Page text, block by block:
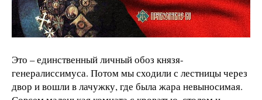
Это – единственный личный обоз князя-
генералиссимуса. Потом мы сходили с лестницы через
двор и вошли в лачужку, где была жара невыносимая.